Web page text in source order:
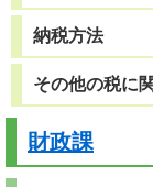
納税方法
その他の税に
財政課